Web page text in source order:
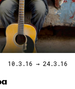
10.3.16 → 24.3.16